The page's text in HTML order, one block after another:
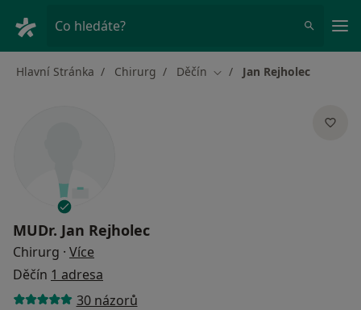
Co hledáte?
Hlavní Stránka Chirurg Děčín Změna města
Jan Rejholec
MUDr. Jan Rejholec
Chirurg · Více
Děčín 1 adresa
30 názorů